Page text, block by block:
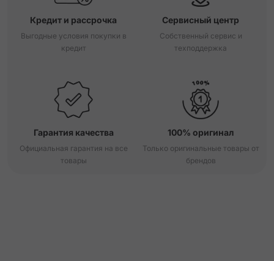
Кредит и рассрочка
Выгодные условия покупки в
кредит
Сервисный центр
Собственный сервис и
техподдержка
Гарантия качества
Официальная гарантия на все
товары
100% оригинал
Только оригинальные товары от
брендов